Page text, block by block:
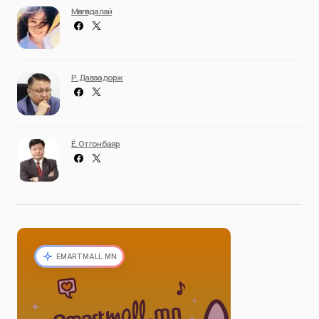
Мөнгөндалай
Р. Даваадорж
Ё. Отгонбаяр
EMARTMALL.MN